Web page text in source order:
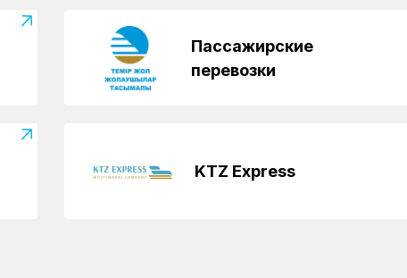
Пассажирские
перевозки
KTZ Express